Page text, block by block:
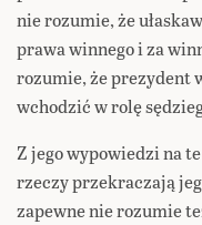
nie rozumie, że
prawa winnego i za
rozumie, że prezydent
wchodzić w rolę
Z jego wypowiedzi na
rzeczy przekraczają
zapewne nie rozumie